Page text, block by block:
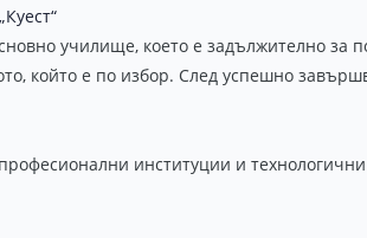
училище, което е задължително за
който е по избор. След успешно
институции и